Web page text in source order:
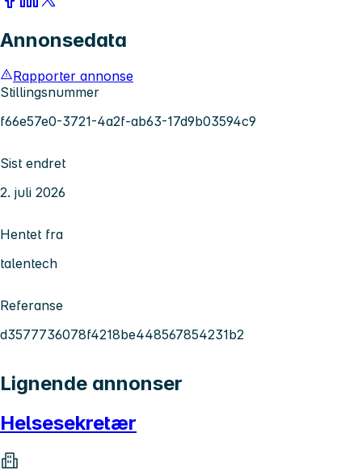
Annonsedata
Rapporter annonse
Stillingsnummer
f66e57e0-3721-4a2f-ab63-17d9b03594c9
Sist endret
2. juli 2026
Hentet fra
talentech
Referanse
d3577736078f4218be448567854231b2
Lignende annonser
Helsesekretær